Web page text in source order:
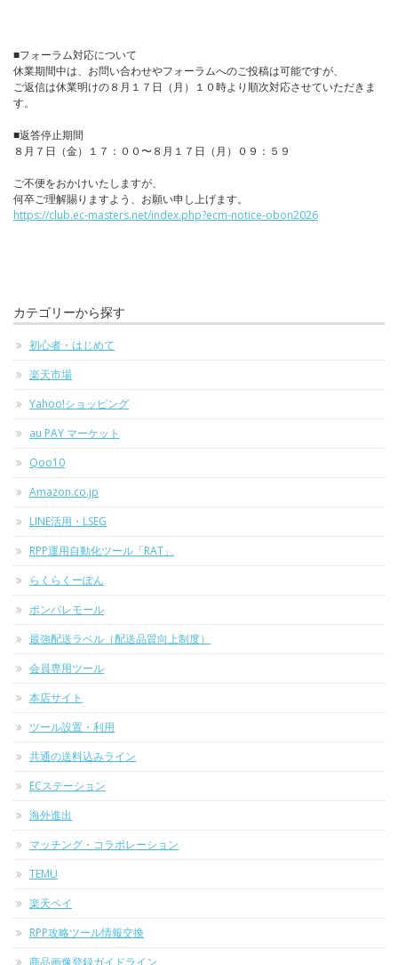
■フォーラム対応について
休業期間中は、お問い合わせやフォーラムへのご投稿は可能ですが、
ご返信は休業明けの８月１７日（月）１０時より順次対応させていただきま
す。
■返答停止期間
８月７日（金）１７：００〜８月１７日（月）０９：５９
ご不便をおかけいたしますが、
何卒ご理解賜りますよう、お願い申し上げます。
https://club.ec-masters.net/index.php?ecm-notice-obon2026
カテゴリーから探す
初心者・はじめて
楽天市場
Yahoo!ショッピング
au PAY マーケット
Qoo10
Amazon.co.jp
LINE活用・LSEG
RPP運用自動化ツール「RAT」
らくらくーぽん
ポンパレモール
最強配送ラベル（配送品質向上制度）
会員専用ツール
本店サイト
ツール設置・利用
共通の送料込みライン
ECステーション
海外進出
マッチング・コラボレーション
TEMU
楽天ペイ
RPP攻略ツール情報交換